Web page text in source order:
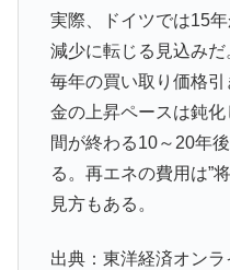
実際、ドイツでは15
減少に転じる見込みだ
毎年の買い取り価格
金の上昇ペースは鈍
間が終わる10～20年
る。再エネの費用は”
見方もある。
出典：東洋経済オンラ